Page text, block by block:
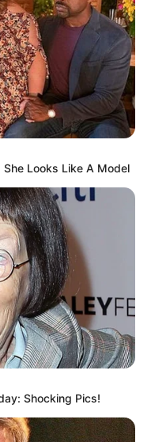
Looks Like A Model
Shocking Pics!